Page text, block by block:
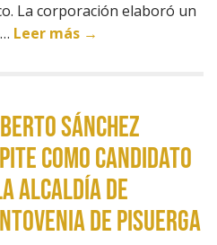
La corporación elaboró un
Leer más →
SÁNCHEZ
COMO CANDIDATO
ALCALDÍA DE
DE PISUERGA